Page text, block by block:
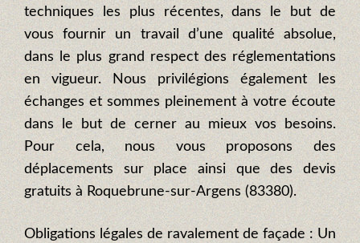
techniques les plus récentes, dans le but de
vous fournir un travail d’une qualité absolue,
dans le plus grand respect des réglementations
en vigueur. Nous privilégions également les
échanges et sommes pleinement à votre écoute
dans le but de cerner au mieux vos besoins.
Pour cela, nous vous proposons des
déplacements sur place ainsi que des devis
gratuits à Roquebrune-sur-Argens (83380).
Obligations légales de ravalement de façade : Un